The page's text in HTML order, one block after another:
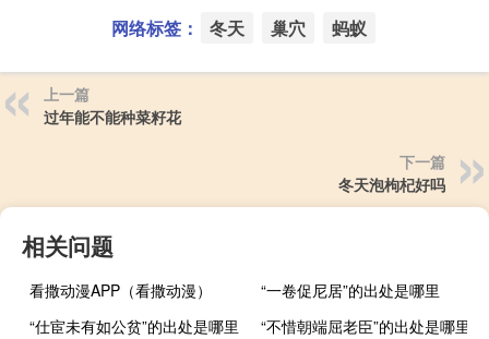
网络标签： 冬天 巢穴 蚂蚁
上一篇
过年能不能种菜籽花
下一篇
冬天泡枸杞好吗
相关问题
看撒动漫APP（看撒动漫）
“一卷促尼居”的出处是哪里
“仕宦未有如公贫”的出处是哪里
“不惜朝端屈老臣”的出处是哪里